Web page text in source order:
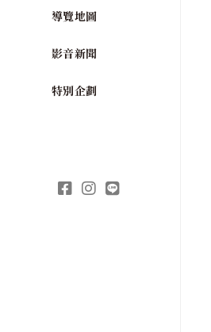
導覽地圖
影音新聞
特別企劃